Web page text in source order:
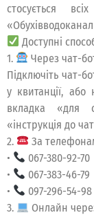
стосується
Доступні
1.
Через чат-
Підключіть чат-
у квитанції, або
вкладка «для
«інструкція до
2.
За
•
067-380-92-70
•
067-383-46-79
•
097-296-54-98
3.
Онлайн